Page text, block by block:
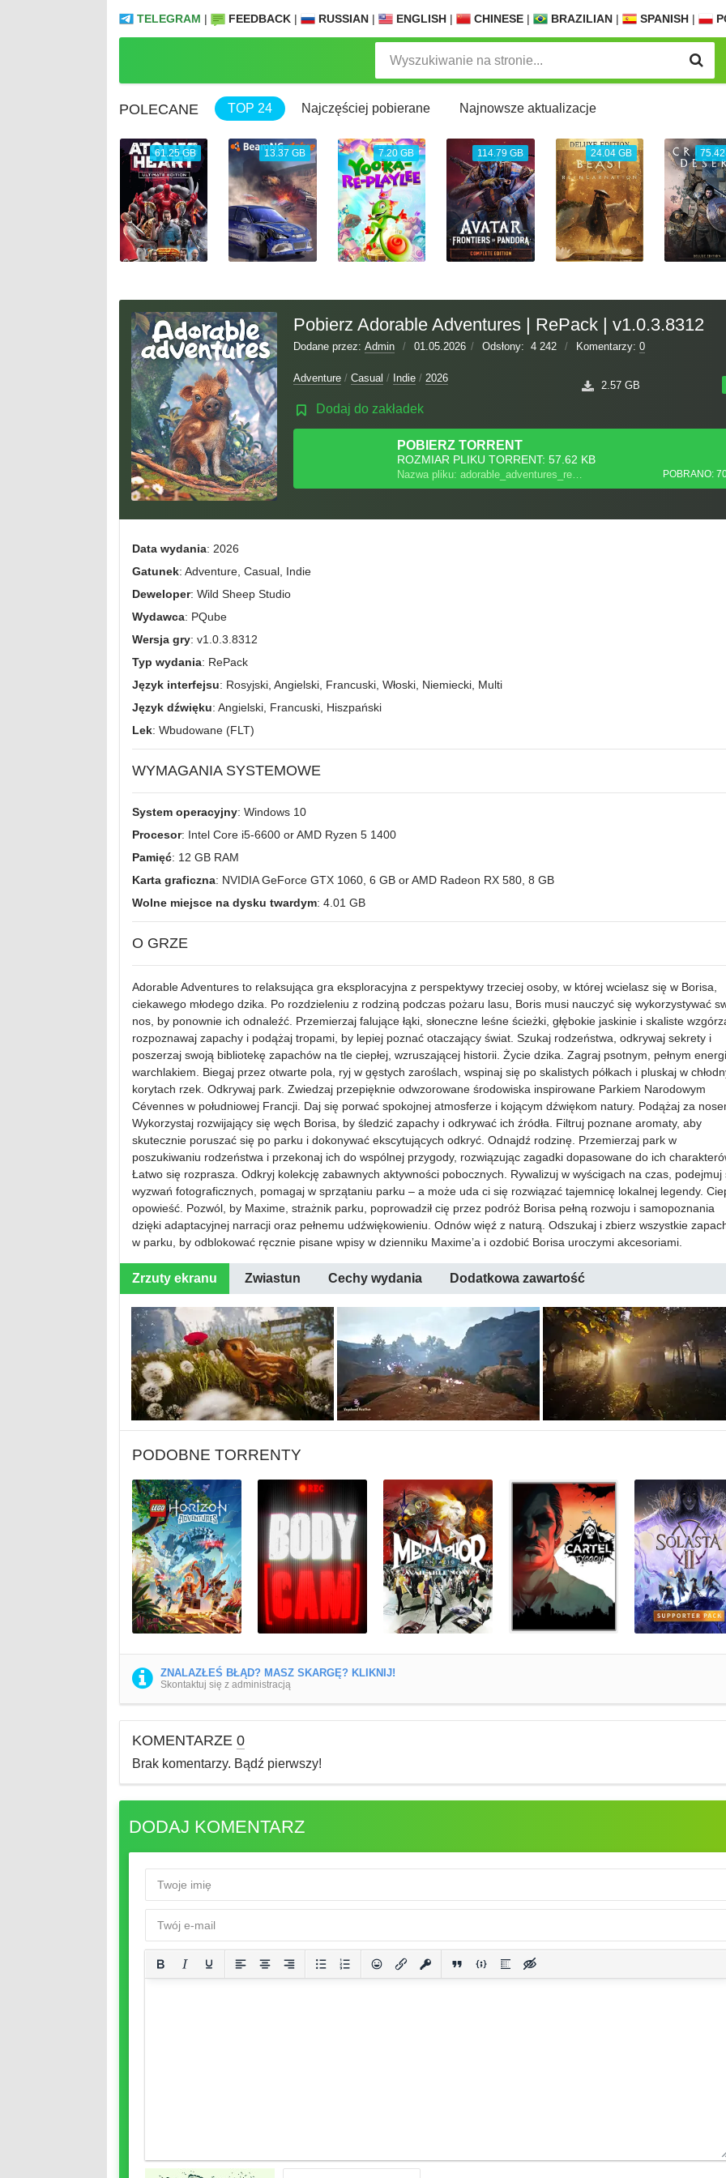
TELEGRAM | FEEDBACK | RUSSIAN | ENGLISH | CHINESE | BRAZILIAN | SPANISH |
POLECANE TOP 24 Najczęściej pobierane Najnowsze aktualizacje
61.25 GB 13.37 GB 7.20 GB 114.79 GB 24.04 GB
Pobierz Adorable Adventures | RePack | v1.0.3.8312
Dodane przez: Admin / 01.05.2026 / Odsłony: 4 242 / Komentarzy: 0
2.57 GB
Adventure / Casual / Indie / 2026
Dodaj do zakładek
POBIERZ TORRENT
ROZMIAR PLIKU TORRENT: 57.62 KB
POBRANO:
Nazwa pliku: adorable_adventures_repack.torrent
Data wydania: 2026
Gatunek: Adventure, Casual, Indie
Deweloper: Wild Sheep Studio
Wydawca: PQube
Wersja gry: v1.0.3.8312
Typ wydania: RePack
Język interfejsu: Rosyjski, Angielski, Francuski, Włoski, Niemiecki, Multi
Język dźwięku: Angielski, Francuski, Hiszpański
Lek: Wbudowane (FLT)
WYMAGANIA SYSTEMOWE
System operacyjny: Windows 10
Procesor: Intel Core i5-6600 or AMD Ryzen 5 1400
Pamięć: 12 GB RAM
Karta graficzna: NVIDIA GeForce GTX 1060, 6 GB or AMD Radeon RX 580, 8 GB
Wolne miejsce na dysku twardym: 4.01 GB
O GRZE
Adorable Adventures to relaksująca gra eksploracyjna z perspektywy trzeciej osoby, w której wcielasz się w Borisa,
ciekawego młodego dzika. Po rozdzieleniu z rodziną podczas pożaru lasu, Boris musi nauczyć się wykorzystywać
nos, by ponownie ich odnaleźć. Przemierzaj falujące łąki, słoneczne leśne ścieżki, głębokie jaskinie i skaliste
rozpoznawaj zapachy i podążaj tropami, by lepiej poznać otaczający świat. Szukaj rodzeństwa, odkrywaj sekrety i
poszerzaj swoją bibliotekę zapachów na tle ciepłej, wzruszającej historii. Życie dzika. Zagraj psotnym, pełnym
warchlakiem. Biegaj przez otwarte pola, ryj w gęstych zaroślach, wspinaj się po skalistych półkach i pluskaj w
korytach rzek. Odkrywaj park. Zwiedzaj przepięknie odwzorowane środowiska inspirowane Parkiem Narodowym
Cévennes w południowej Francji. Daj się porwać spokojnej atmosferze i kojącym dźwiękom natury. Podążaj za
Wykorzystaj rozwijający się węch Borisa, by śledzić zapachy i odkrywać ich źródła. Filtruj poznane aromaty, aby
skutecznie poruszać się po parku i dokonywać ekscytujących odkryć. Odnajdź rodzinę. Przemierzaj park w
poszukiwaniu rodzeństwa i przekonaj ich do wspólnej przygody, rozwiązując zagadki dopasowane do ich
Łatwo się rozprasza. Odkryj kolekcję zabawnych aktywności pobocznych. Rywalizuj w wyścigach na czas, podejmuj
wyzwań fotograficznych, pomagaj w sprzątaniu parku – a może uda ci się rozwiązać tajemnicę lokalnej legendy.
opowieść. Pozwól, by Maxime, strażnik parku, poprowadził cię przez podróż Borisa pełną rozwoju i samopoznania
dzięki adaptacyjnej narracji oraz pełnemu udźwiękowieniu. Odnów więź z naturą. Odszukaj i zbierz wszystkie
w parku, by odblokować ręcznie pisane wpisy w dzienniku Maxime’a i ozdobić Borisa uroczymi akcesoriami.
Zrzuty ekranu Zwiastun Cechy wydania Dodatkowa zawartość
PODOBNE TORRENTY
ZNALAZŁEŚ BŁĄD? MASZ SKARGĘ? KLIKNIJ!
Skontaktuj się z administracją
KOMENTARZE 0
Brak komentarzy. Bądź pierwszy!
DODAJ KOMENTARZ